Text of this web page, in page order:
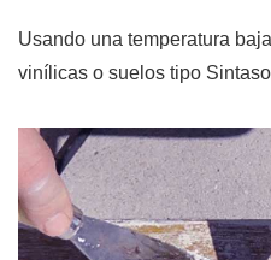
Usando una temperatura
vinílicas o suelos tipo